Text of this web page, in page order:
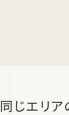
同じエリ